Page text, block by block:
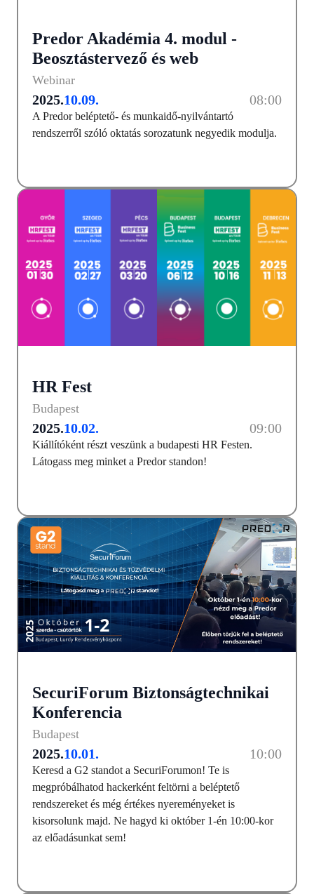
Predor Akadémia 4. modul -
Beosztástervező és web
Webinar
2025.10.09. 08:00
A Predor beléptető- és munkaidő-nyilvántartó
rendszerről szóló oktatás sorozatunk negyedik modulja.
HR Fest
Budapest
2025.10.02. 09:00
Kiállítóként részt veszünk a budapesti HR Festen.
Látogass meg minket a Predor standon!
SecuriForum Biztonságtechnikai
Konferencia
Budapest
2025.10.01. 10:00
Keresd a G2 standot a SecuriForumon! Te is
megpróbálhatod hackerként feltörni a beléptető
rendszereket és még értékes nyereményeket is
kisorsolunk majd. Ne hagyd ki október 1-én 10:00-kor
az előadásunkat sem!